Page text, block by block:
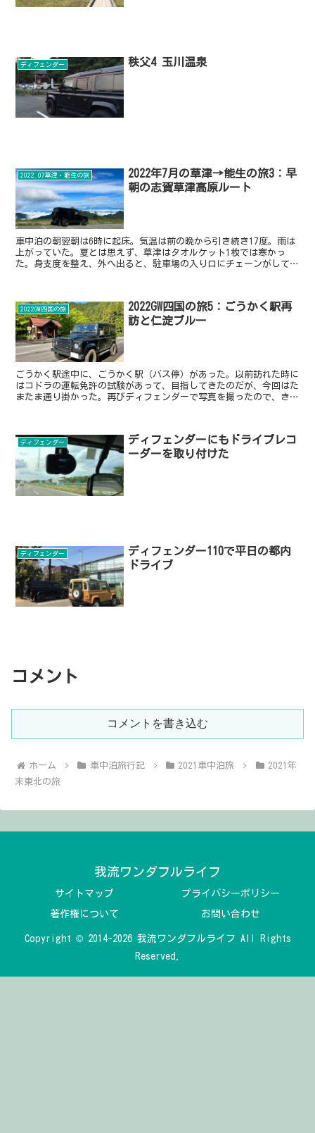
ディフェンダー 秩父4 玉川温泉
2022.07草津・能生の旅
2022年7月の草津→能生の旅3：早
朝の志賀草津高原ルート
車中泊の朝翌朝は6時に起床。気温は前の晩から引き続き17度。雨は
上がっていた。夏とは思えず、草津はタオルケット1枚では寒かっ
た。身支度を整え、外へ出ると、駐車場の入り口にチェーンがしてあ
2022GW四国の旅
2022GW四国の旅5：ごうかく駅再
訪と仁淀ブルー
ごうかく駅途中に、ごうかく駅（バス停）があった。以前訪れた時に
はコドラの運転免許の試験があって、目指してきたのだが、今回はた
またま通り掛かった。再びディフェンダーで写真を撮ったので、きっ
ディフェンダー
ディフェンダーにもドライブレコ
ーダーを取り付けた
ディフェンダー
ディフェンダー110で平日の都内
ドライブ
コメント
コメントを書き込む
ホーム 車中泊旅行記 2021車中泊旅
2021年
末東北の旅
我流ワンダフルライフ
サイトマップ プライバシーポリシー
著作権について お問い合わせ
Copyright © 2014-2026 我流ワンダフルライフ All Rights
Reserved.